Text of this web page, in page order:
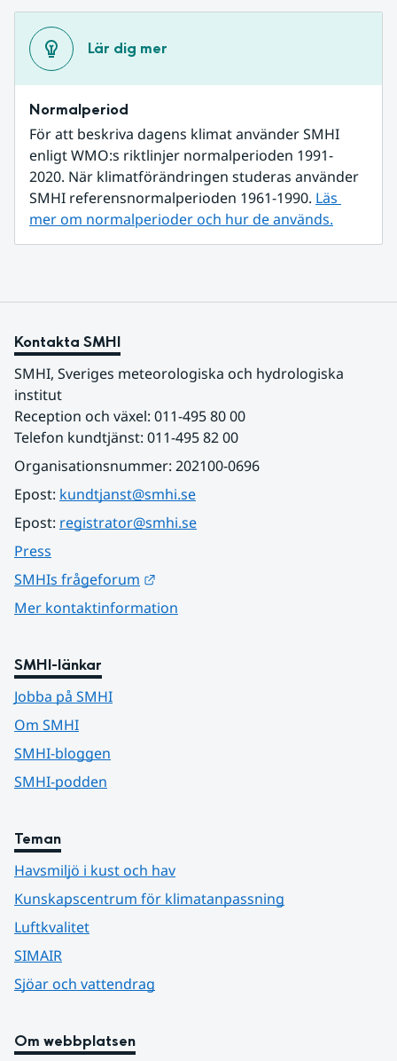
Lär dig mer
Normalperiod
För att beskriva dagens klimat använder SMHI
enligt WMO:s riktlinjer normalperioden 1991-
2020. När klimatförändringen studeras använder
SMHI referensnormalperioden 1961-1990. Läs
mer om normalperioder och hur de används.
Kontakta SMHI
SMHI, Sveriges meteorologiska och hydrologiska
institut
Reception och växel: 011-495 80 00
Telefon kundtjänst: 011-495 82 00
Organisationsnummer: 202100-0696
Epost: kundtjanst@smhi.se
Epost: registrator@smhi.se
Press
SMHIs frågeforum
Mer kontaktinformation
SMHI-länkar
Jobba på SMHI
Om SMHI
SMHI-bloggen
SMHI-podden
Teman
Havsmiljö i kust och hav
Kunskapscentrum för klimatanpassning
Luftkvalitet
SIMAIR
Sjöar och vattendrag
Om webbplatsen